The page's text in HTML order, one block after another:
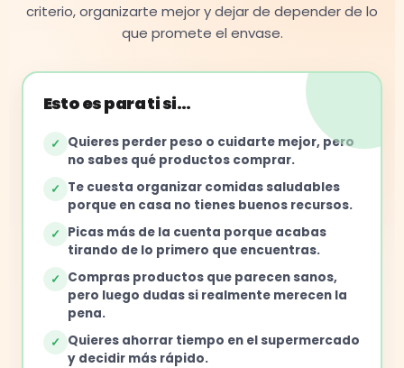
criterio, organizarte mejor y dejar de depender de lo
que promete el envase.
Esto es para ti si…
✓ Quieres perder peso o cuidarte mejor, pero
no sabes qué productos comprar.
✓ Te cuesta organizar comidas saludables
porque en casa no tienes buenos recursos.
✓ Picas más de la cuenta porque acabas
tirando de lo primero que encuentras.
✓ Compras productos que parecen sanos,
pero luego dudas si realmente merecen la
pena.
✓ Quieres ahorrar tiempo en el supermercado
y decidir más rápido.